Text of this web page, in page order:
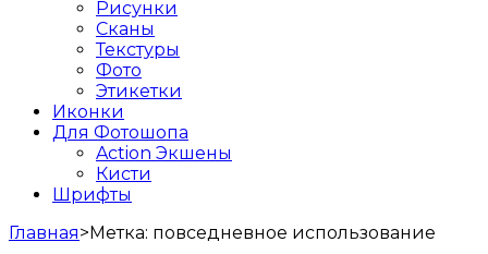
Рисунки
Сканы
Текстуры
Фото
Этикетки
Иконки
Для Фотошопа
Action Экшены
Кисти
Шрифты
Главная>Метка: повседневное использование